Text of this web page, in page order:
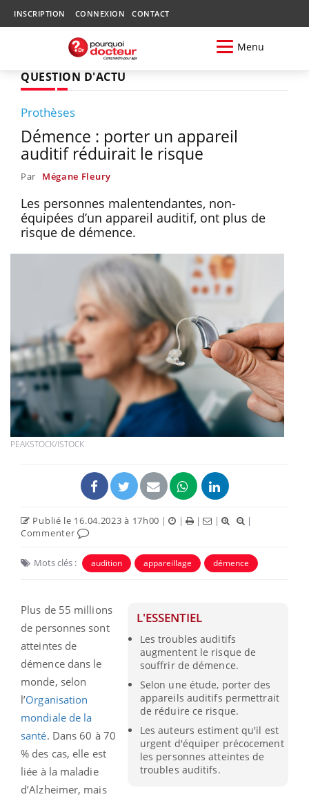
INSCRIPTION CONNEXION CONTACT
Menu
QUESTION D'ACTU
Prothèses
Démence : porter un appareil
auditif réduirait le risque
Par Mégane Fleury
Les personnes malentendantes, non-
équipées d’un appareil auditif, ont plus de
risque de démence.
PEAKSTOCK/ISTOCK
Publié le 16.04.2023 à 17h00 | | | |
|
Commenter
Mots clés : audition appareillage démence
L'ESSENTIEL
Les troubles auditifs
augmentent le risque de
souffrir de démence.
Selon une étude, porter des
appareils auditifs permettrait
de réduire ce risque.
Les auteurs estiment qu'il est
urgent d'équiper précocement
les personnes atteintes de
troubles auditifs.
Plus de 55 millions
de personnes sont
atteintes de
démence dans le
monde, selon
l’Organisation
mondiale de la
santé. Dans 60 à 70
% des cas, elle est
liée à la maladie
d’Alzheimer, mais